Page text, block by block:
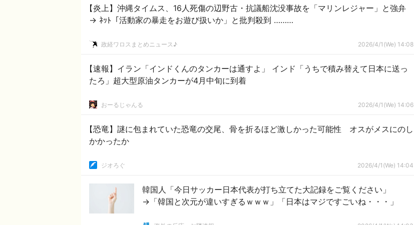
【炎上】沖縄タイムス、16人死傷の辺野古・抗議船沈没事故を「マリンレジャー」と強弁
→ ﾈｯﾄ「活動家の暴走をお遊び扱いか」と批判殺到 ………
政経ワロスまとめニュース♪ 2026/4/1(We) 14:08
【速報】イラン「インドくんのタンカーは通すよ」 インド「うちで積み替えて日本に送っ
たろ」超大型原油タンカーが4月中旬に到着
おーるじゃんる 2026/4/1(We) 14:06
【恐竜】謎に包まれていた恐竜の交尾、骨を折るほど激しかった可能性 オスがメスにのし
かかったか
ジオろぐ 2026/4/1(We) 14:04
韓国人「今日サッカー日本代表が打ち立てた大記録をご覧ください」
→「韓国と次元が違いすぎるｗｗｗ」「日本はマジですごいね・・・」